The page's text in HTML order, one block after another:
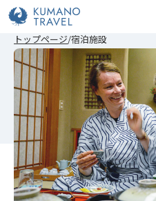
トップページ 宿泊施設